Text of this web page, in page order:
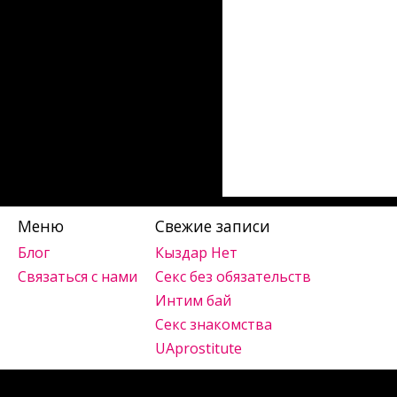
Меню
Блог
Связаться с нами
Свежие записи
Кыздар Нет
Секс без обязательств
Интим бай
Секс знакомства
UAprostitute